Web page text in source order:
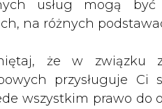
usług mogą
na różnych
że w związku
przysługuje
wszystkim prawo do
Abdel Rahman
inteligencji.
publikacji do